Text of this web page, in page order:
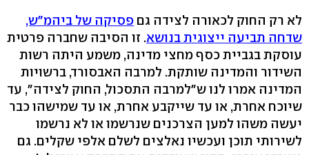
לא רק החוק לכאורה לצידה גם פסיקה של ביהמ"ש,
שדחה תביעה ייצוגית בנושא. זו הסיבה שחברה פרטית
עוסקת בגביית כסף מחצי מדינה, משמע היתה רשות
השידור והמדינה שותקת. למרבה האבסורד, ברשויות
המדינה אמרו לנו ש"למרבה התסכול, החוק לצידה", עד
שיוכח אחרת, או עד שייקבע אחרת, או עד שמישהו כבר
יעשה משהו למען הצרכנים שנרשמו או לא נרשמו
לשירותי תוכן ועכשיו נאלצים לשלם אלפי שקלים. גם